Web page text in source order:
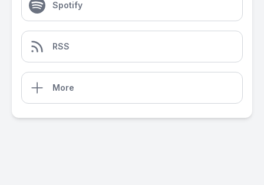
Spotify
RSS
More